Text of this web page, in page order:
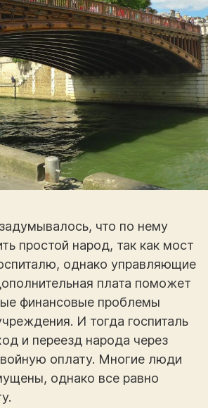
что по нему
простой народ, так как мост
однако управляющие
плата поможет
финансовые проблемы
И тогда госпиталь
и переезд народа через
оплату. Многие люди
однако все равно